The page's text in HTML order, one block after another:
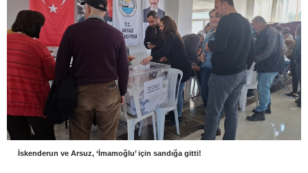
İskenderun ve Arsuz, ‘İmamoğlu’ için sandığa gitti!